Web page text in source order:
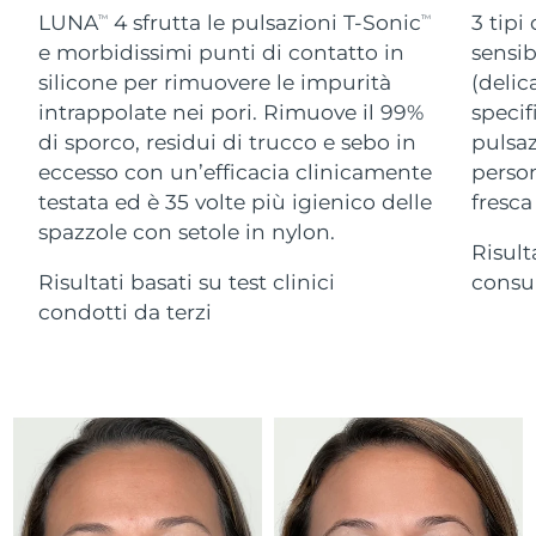
LUNATM 4 sfrutta le pulsazioni T-SonicTM
e morbidissimi punti di contatto in
silicone per rimuovere le impurità
intrappolate nei pori. Rimuove il 99%
di sporco, residui di trucco e sebo in
eccesso con un’efficacia clinicamente
testata ed è 35 volte più igienico delle
spazzole con setole in nylon.
Risultati basati su test clinici
condotti da terzi
3 tipi
For healthy hair
18% PAP
Cosmetici Uomini
Vedi tutto
APP FOREO
Israele Consegna stimata 8/14/26
Italia Consegna stimata 8/10/26
Giappone Consegna stimata 8/13/26
Jersey Consegna stimata 8/15/26
8/12/26
Kuwait
Libano Consegna stimata8/11/26
Lituania Consegna stimata 8/10/26